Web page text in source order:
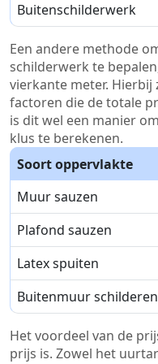
Buitenschilderwerk
Een andere methode
schilderwerk te
vierkante meter.
factoren die de totale
is dit wel een manier
klus te berekenen.
Soort oppervlakte
Muur sauzen
Plafond sauzen
Latex spuiten
Buitenmuur schilderen
Het voordeel van de
prijs is. Zowel het